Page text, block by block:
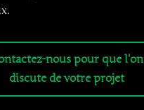
nous pour que l'on
discute de votre projet